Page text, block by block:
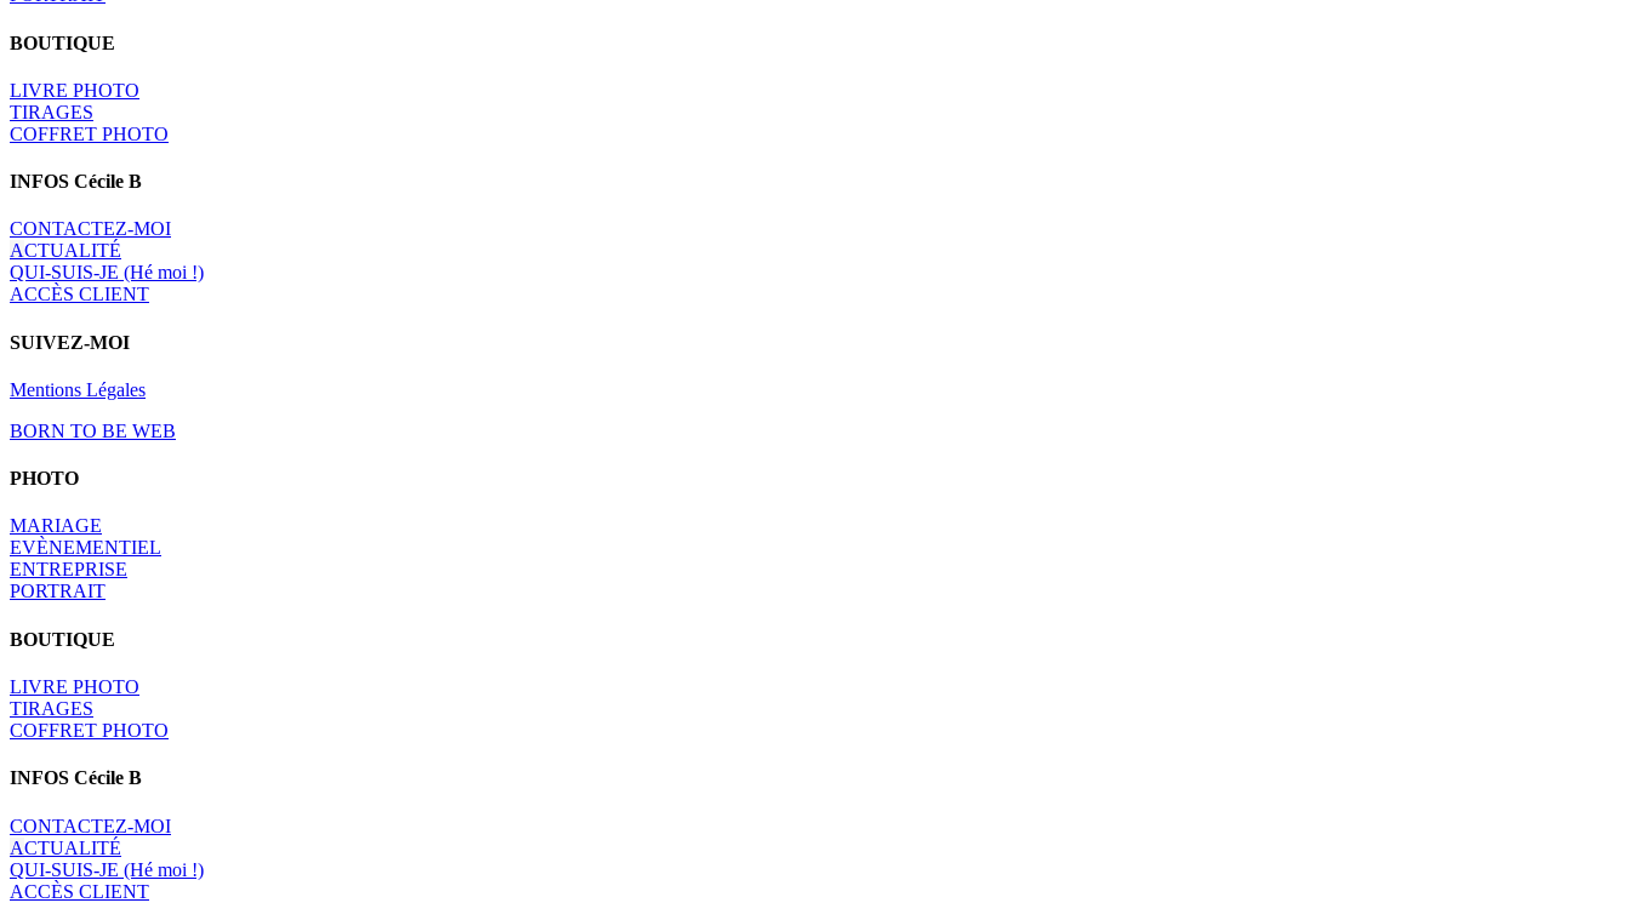
BOUTIQUE
LIVRE PHOTO
TIRAGES
COFFRET PHOTO
INFOS Cécile B
CONTACTEZ-MOI
ACTUALITÉ
QUI-SUIS-JE (Hé moi !)
ACCÈS CLIENT
SUIVEZ-MOI
Mentions Légales
BORN TO BE WEB
PHOTO
MARIAGE
EVÈNEMENTIEL
ENTREPRISE
PORTRAIT
BOUTIQUE
LIVRE PHOTO
TIRAGES
COFFRET PHOTO
INFOS Cécile B
CONTACTEZ-MOI
ACTUALITÉ
QUI-SUIS-JE (Hé moi !)
ACCÈS CLIENT